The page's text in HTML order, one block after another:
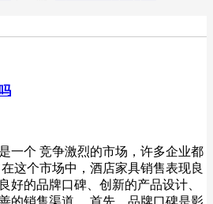
一个 竞争激烈的市场，许多企业都
这个市场中，酒店家具销售表现良
好的品牌口碑、创新的产品设计、
的销售渠道。 首先，品牌口碑是影